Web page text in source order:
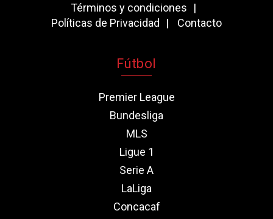
Términos y condiciones
Políticas de Privacidad
Contacto
Fútbol
Premier League
Bundesliga
MLS
Ligue 1
Serie A
LaLiga
Concacaf